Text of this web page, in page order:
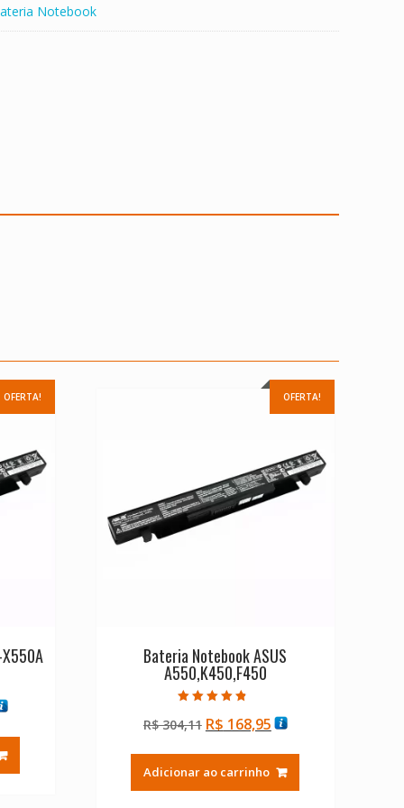
Notebook
OFERTA!
é:
OFERTA!
Bateria Notebook ASUS
A550,K450,F450
4.50
de 5
R$304,11 O
original
era:
R$ 168,95O
atual
é:
Adicionar ao carrinho